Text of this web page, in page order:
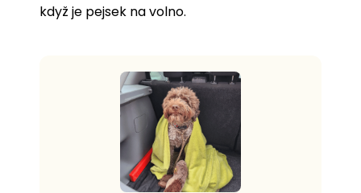
když je pejsek na volno.